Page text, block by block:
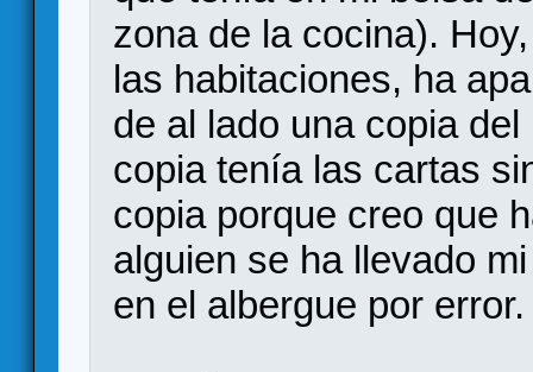
zona de la cocina).
las habitaciones, ha
de al lado una copia
copia tenía las cartas
copia porque creo que
alguien se ha llevado
en el albergue por error.